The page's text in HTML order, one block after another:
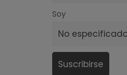
Soy